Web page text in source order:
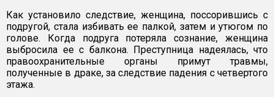
Как установило следствие, женщина, поссорившись с
подругой, стала избивать ее палкой, затем и утюгом по
голове. Когда подруга потеряла сознание, женщина
выбросила ее с балкона. Преступница надеялась, что
правоохранительные органы примут травмы,
полученные в драке, за следствие падения с четвертого
этажа.